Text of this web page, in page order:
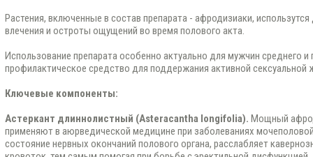
Растения, включенные в состав препарата - афродизиаки, использутся
влечения и остроты ощущений во время полового акта.
Использование препарата особенно актуально для мужчин среднего и
профилактическое средство для поддержания активной сексуальной
Ключевые компоненты:
Астеркант длиннолистный (Asteracantha longifolia). Мощный
применяют в аюрведической медицине при заболеваниях
состояние нервных окончаний полового органа, расслабляет